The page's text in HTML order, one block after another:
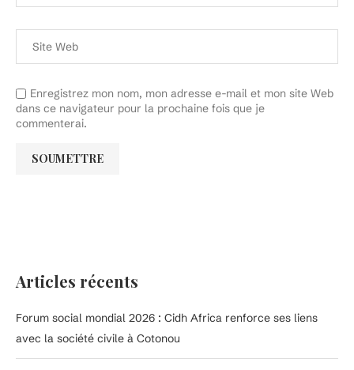
Enregistrez mon nom, mon adresse e-mail et mon site Web
dans ce navigateur pour la prochaine fois que je
commenterai.
Articles récents
Forum social mondial 2026 : Cidh Africa renforce ses liens
avec la société civile à Cotonou